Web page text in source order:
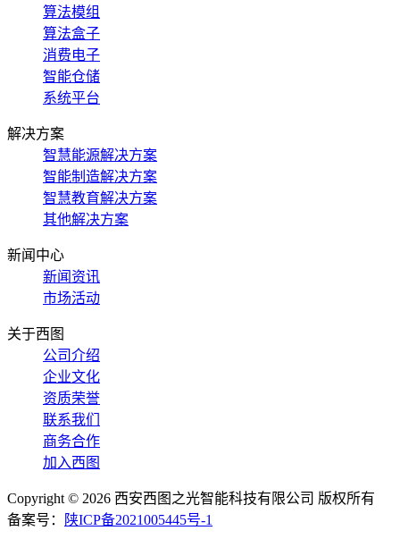
算法模组
算法盒子
消费电子
智能仓储
系统平台
解决方案
智慧能源解决方案
智能制造解决方案
智慧教育解决方案
其他解决方案
新闻中心
新闻资讯
市场活动
关于西图
公司介绍
企业文化
资质荣誉
联系我们
商务合作
加入西图
Copyright © 2026 西安西图之光智能科技有限公司 版权所有
备案号：
陕ICP备2021005445号-1